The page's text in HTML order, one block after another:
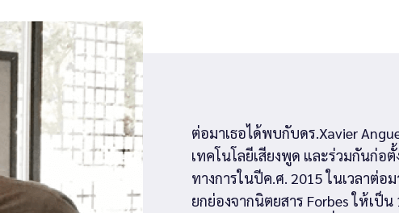
ต่อมาเธอได้พบกับดร.Xavier
เทคโนโลยีเสียงพูด และร่วมกันก่อตั้
ทางการในปีค.ศ. 2015 ในเวลาต่อม
ยกย่องจากนิตยสาร Forbes ให้เป็